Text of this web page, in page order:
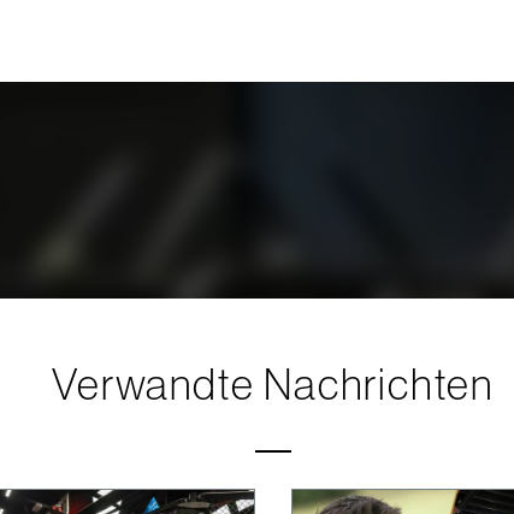
Verwandte Nachrichten